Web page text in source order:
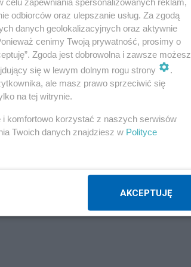
w-ogonie-czy
jest-fizycznie-
jest-fizycznie-
odbiorców oraz ulepszanie usług. Za zgodą
danych geolokalizacyjnych oraz aktywnie
cenimy Twoją prywatność, prosimy o
Zgoda jest dobrowolna i zawsze możesz
się w lewym dolnym rogu strony
.
ale masz prawo sprzeciwić się
na tej witrynie.
i komfortowo korzystać z naszych serwisów
Twoich danych znajdziesz w Polityce
AKCEPTUJĘ